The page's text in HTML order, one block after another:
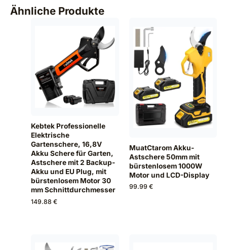
Ähnliche Produkte
Kebtek Professionelle
Elektrische
Gartenschere, 16,8V
Akku Schere für Garten,
Astschere mit 2 Backup-
Akku und EU Plug, mit
bürstenlosem Motor 30
mm Schnittdurchmesser
149.88 €
MuatCtarom Akku-
Astschere 50mm mit
bürstenlosem 1000W
Motor und LCD-Display
99.99 €